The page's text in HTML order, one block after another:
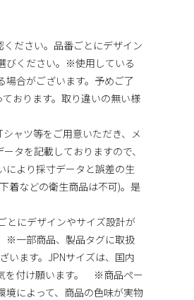
ください。品番ごとにデザイン
びください。※使用している
合がございます。予めご了
おります。取り違いの無い様
ャツ等をご用意いただき、メ
タを記載しておりますので、
により採寸データと誤差の生
着などの衛生商品は不可)。是
とにデザインやサイズ設計が
※一部商品、製品タグに取扱
います。JPNサイズは、国内
を付け願います。 ※商品ペー
境によって、商品の色味が実物